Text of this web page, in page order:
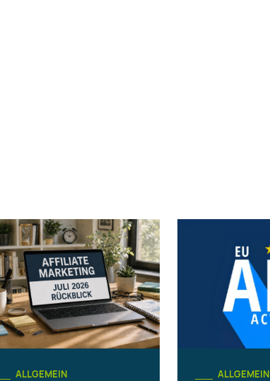
ALLGEMEIN ALLGEMEIN